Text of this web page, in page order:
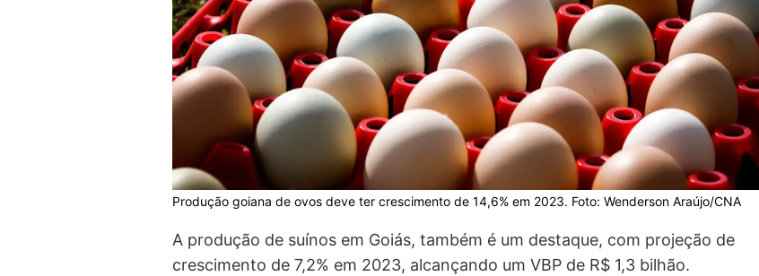
Produção goiana de ovos deve ter crescimento de 14,6% em 2023. Foto: Wenderson Araújo/CNA
A produção de suínos em Goiás, também é um destaque, com projeção de
crescimento de 7,2% em 2023, alcançando um VBP de R$ 1,3 bilhão.